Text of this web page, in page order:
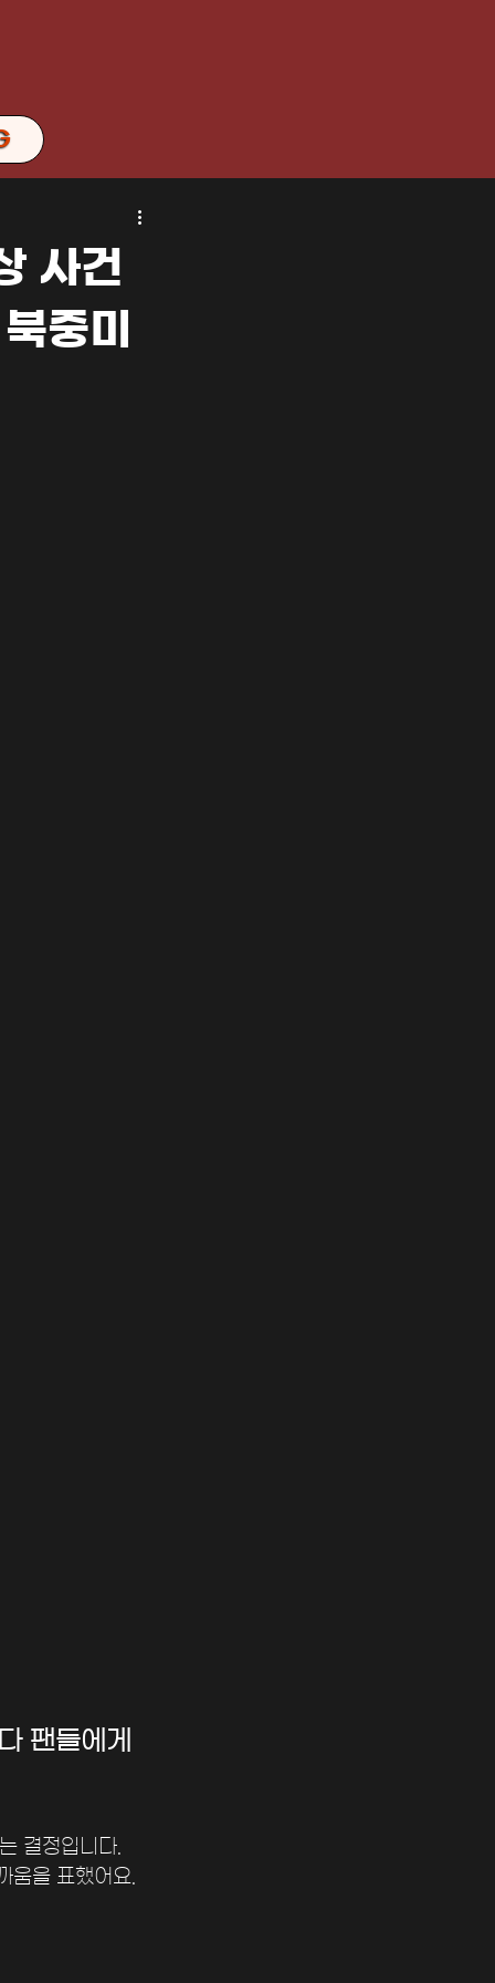
사건
중미
팬들에게
결정입니다.
움을 표했어요.